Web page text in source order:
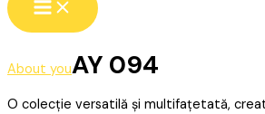
About youAY 094
O colecție versatilă și multifațetată,